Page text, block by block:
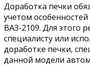
Доработка печки
учетом
ВАЗ-2109. Для этого
специалисту или
доработке печки,
данной модели